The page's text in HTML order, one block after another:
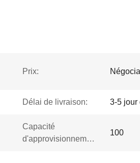
Prix:
Délai de livraison: 3-5 jour
Capacité
d'approvisionnement:
100